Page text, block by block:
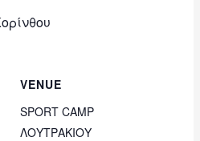
VENUE
SPORT CAMP
ΛΟΥΤΡΑΚΙΟΥ